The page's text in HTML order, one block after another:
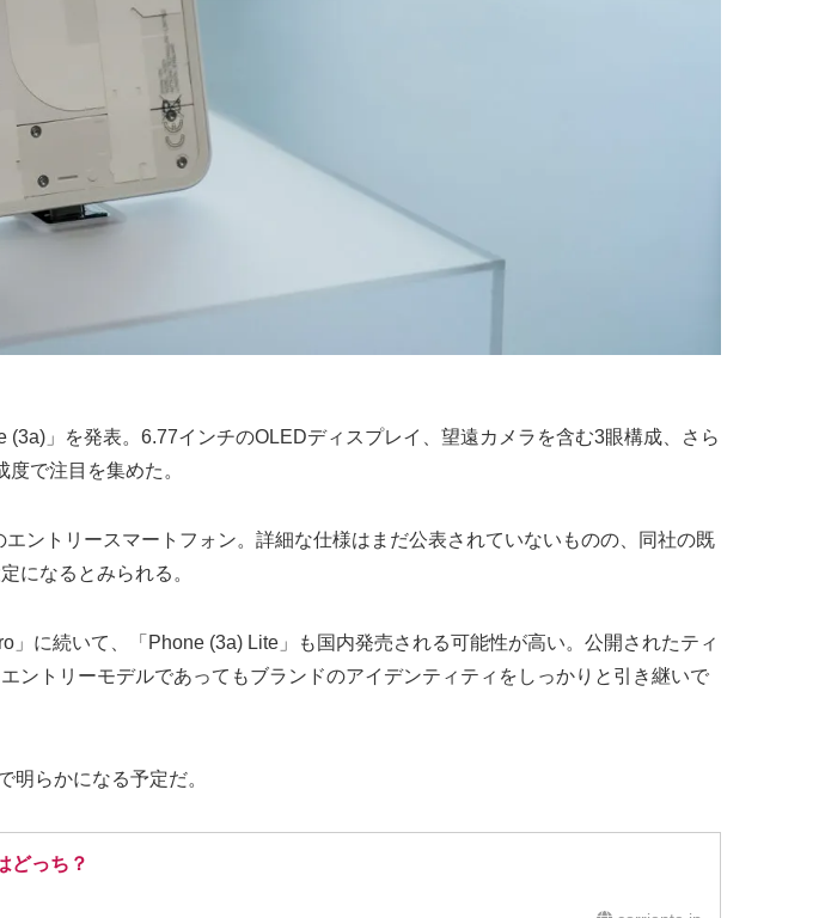
」を発表。6.77インチのOLEDディスプレイ、望遠カメラを含む3眼構成、さら
で注目を集めた。
ントリースマートフォン。詳細な仕様はまだ公表されていないものの、同社の既
になるとみられる。
に続いて、「Phone (3a) Lite」も国内発売される可能性が高い。公開されたティ
トリーモデルであってもブランドのアイデンティティをしっかりと引き継いで
明らかになる予定だ。
どっち？